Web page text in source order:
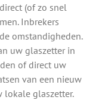
(of zo snel
Inbrekers
omstandigheden.
uw glaszetter in
of direct uw
van een nieuw
lokale glaszetter.